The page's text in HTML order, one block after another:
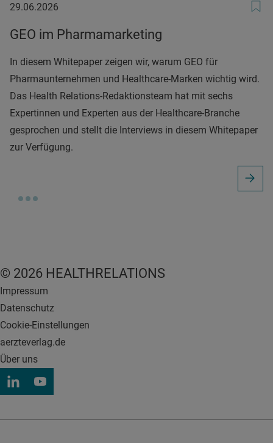
29.06.2026
29.06.2026
GEO im Pharmamarketing
In diesem Whitepaper zeigen wir, warum GEO für
Pharmaunternehmen und Healthcare-Marken wichtig wird.
Das Health Relations-Redaktionsteam hat mit sechs
Expertinnen und Experten aus der Healthcare-Branche
gesprochen und stellt die Interviews in diesem Whitepaper
zur Verfügung.
© 2026 HEALTHRELATIONS
Impressum
Datenschutz
Cookie-Einstellungen
aerzteverlag.de
Über uns